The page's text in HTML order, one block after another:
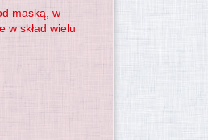
maską, w
w skład wielu